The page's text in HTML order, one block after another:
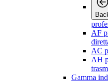
AF
AC
AH
Gamma